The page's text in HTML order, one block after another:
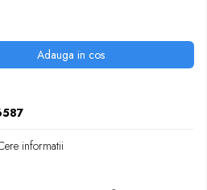
Adauga in cos
informatii